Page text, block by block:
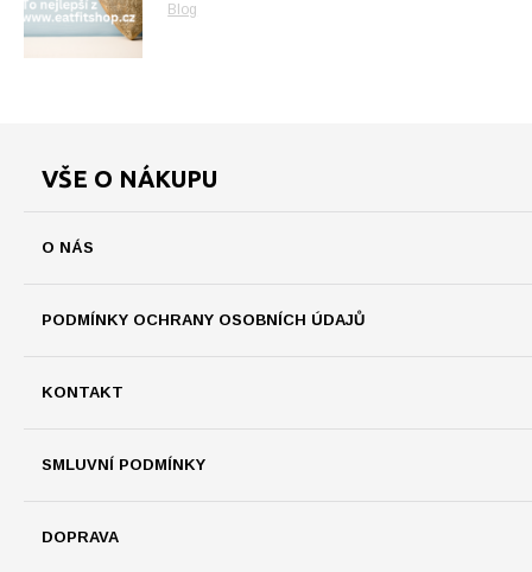
Blog
VŠE O NÁKUPU
O NÁS
PODMÍNKY OCHRANY OSOBNÍCH ÚDAJŮ
KONTAKT
SMLUVNÍ PODMÍNKY
DOPRAVA